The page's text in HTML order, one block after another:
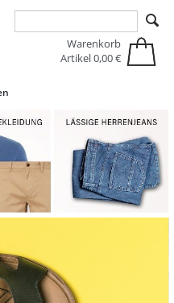
Hauptinhalt springen
Warenkorb
Artikel0,00 €